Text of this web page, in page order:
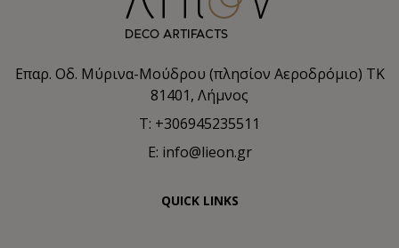
Επαρ. Οδ. Μύρινα-Μούδρου (πλησίον Αεροδρόμιο) TK
81401, Λήμνος
T: +306945235511
E: info@lieon.gr
QUICK LINKS